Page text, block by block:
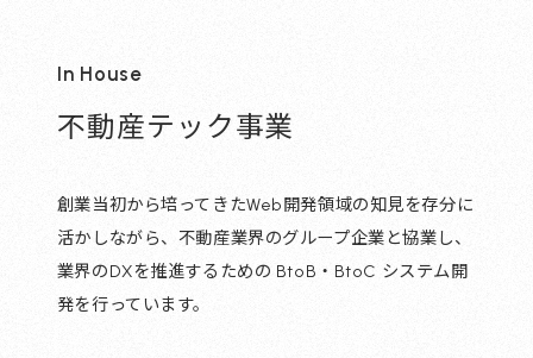
In House
不動産テック事業
創業当初から培ってきたWeb開発領域の知見を存分に
活かしながら、不動産業界のグループ企業と協業し、
業界のDXを推進するための BtoB・BtoC システム開
発を行っています。